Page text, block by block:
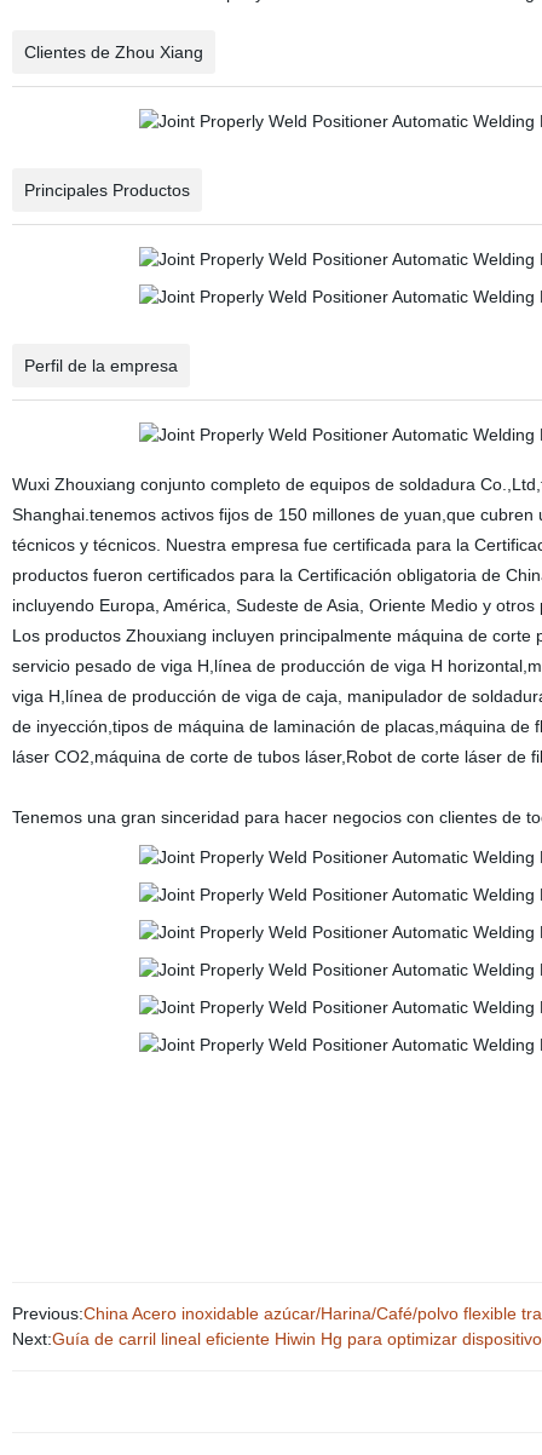
Clientes de Zhou Xiang
Principales Productos
Perfil de la empresa
Wuxi Zhouxiang conjunto completo de equipos de soldadura
Shanghai.tenemos activos fijos de 150 millones de yuan,que
técnicos y técnicos. Nuestra empresa fue certificada para la
productos fueron certificados para la Certificación obligatoria de
incluyendo Europa, América, Sudeste de
Los productos Zhouxiang incluyen principalmente máquina de
servicio pesado de viga H,línea de producción de viga H
viga H,línea de producción de viga de caja, manipulador de
de inyección,tipos de máquina de laminación de placas,máquina
láser CO2,máquina de corte de tubos láser,Robot de corte láser de
Tenemos una gran sinceridad para hacer negocios con clientes de
Previous:China Acero inoxidable azúcar/Harina/Café/polvo flexible
Next:Guía de carril lineal eficiente Hiwin Hg para optimizar